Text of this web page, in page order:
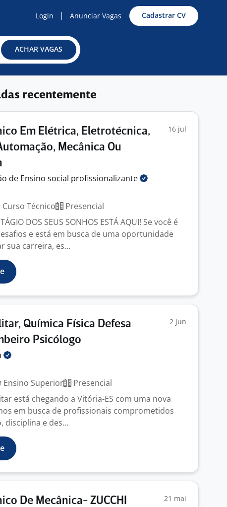
Login Anunciar Vagas Cadastrar CV
ACHAR VAGAS
recentemente
Em Elétrica, Eletrotécnica,
Mecânica Ou
16 jul
de Ensino social profissionalizante
Curso Técnico
Presencial
DOS SEUS SONHOS ESTÁ AQUI! Se você é
e está em busca de uma oportunidade
sua carreira, es...
Química Física Defesa
Psicólogo
2 jun
Ensino Superior
Presencial
está chegando a Vitória-ES com uma nova
em busca de profissionais comprometidos
disciplina e des...
De Mecânica- ZUCCHI
21 mai